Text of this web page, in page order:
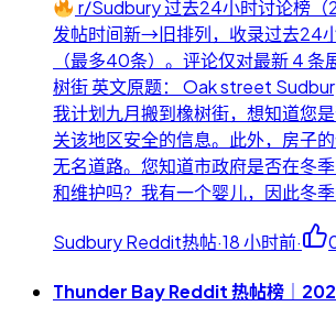
r/Sudbury 过去24小时讨论榜（
发帖时间新→旧排列，收录过去24
（最多40条）。评论仅对最新 4 条
树街 英文原题： Oak street
我计划九月搬到橡树街，想知道您
关该地区安全的信息。此外，房子
无名道路。您知道市政府是否在冬
和维护吗？我有一个婴儿，因此冬
Sudbury Reddit热帖·18 小时前·
Thunder Bay Reddit 热帖榜｜